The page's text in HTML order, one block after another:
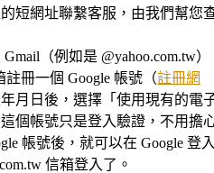
短網址聯繫客服 ，由我們幫您
（例如是 @yahoo.com.tw
註冊一個 Google 帳號（註冊網
月日後，選擇「使用現有的電
個帳號只是登入驗證，不用擔
帳號後，就可以在 Google 登
信箱登入了。